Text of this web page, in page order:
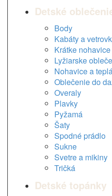
Detské
Body
Kabáty a
Krátke nohavice
Lyžiarske
Nohavice a
Oblečenie do
Overaly
Plavky
Pyžamá
Šaty
Spodné prádlo
Sukne
Svetre a mikiny
Tričká
Detské topánky